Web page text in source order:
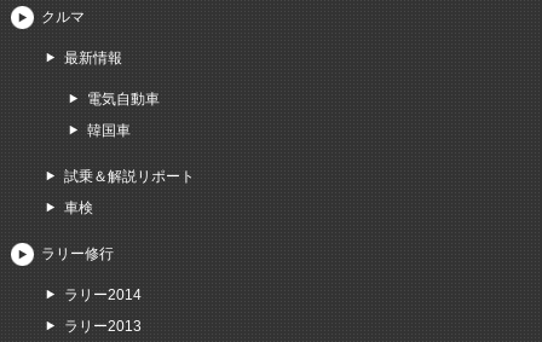
クルマ
最新情報
電気自動車
韓国車
試乗＆解説リポート
車検
ラリー修行
ラリー2014
ラリー2013